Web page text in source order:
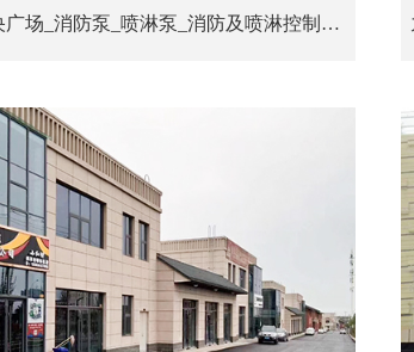
织金汇金.中央广场_消防泵_喷淋泵_消防及喷淋控制柜_消防稳压给水设备